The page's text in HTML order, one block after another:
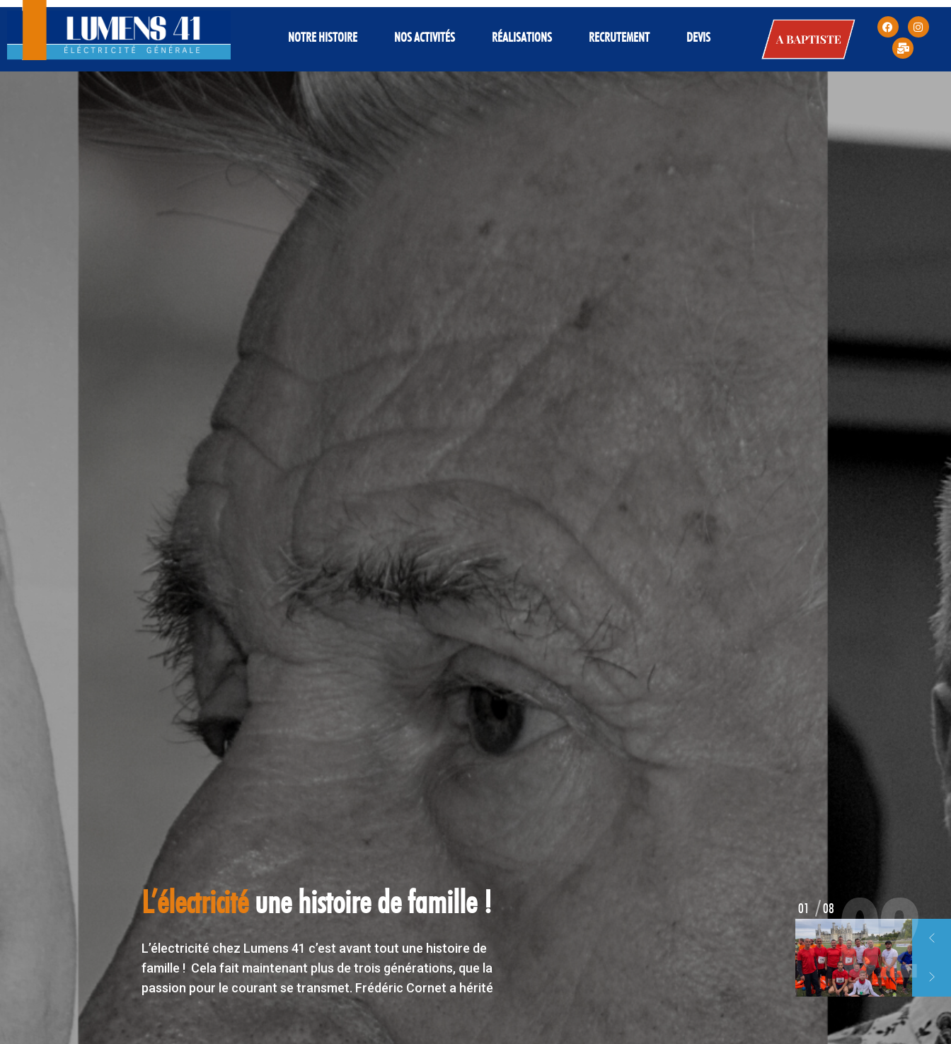
NOTRE HISTOIRE NOS ACTIVITÉS RÉALISATIONS RECRUTEMENT DEVIS
A
BAPTISTE
Défisinter entreprises pour les
équipes Lumens 41 & A.Baptiste
Nos entreprises d'électricité, Lumens 41 et de plomberie A.
Baptiste ont participé à l'édition 2022 du défis inter-entreprises.
02 08